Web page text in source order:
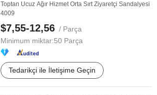
Toptan Ucuz Ağır Hizmet Orta Sırt Ziyaretçi Sandalyesi
4009
$7,55-12,56 / Parça
Minimum miktar:50 Parça
Tedarikçi ile İletişime Geçin